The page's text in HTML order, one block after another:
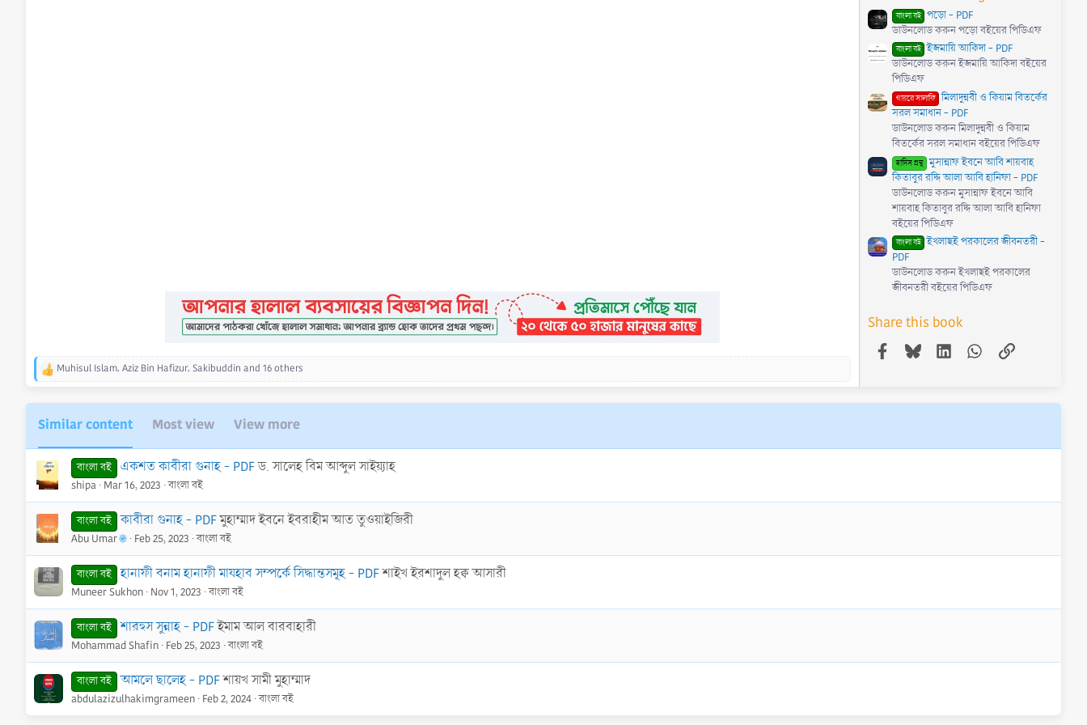
R
a
c
t
i
o
s
:
Muhisul Islam, Aziz Bin Hafizur, Sakibuddin and 16 others
বাংলা বই পড়ো - PDF
ডাউনলোড করুন পড়ো বইয়ের পিডিএফ
বাংলা বই ইজমায়ি আকিদা - PDF
ডাউনলোড করুন ইজমায়ি আকিদা বইয়ের
পিডিএফ
গায়রে সালাফি মিলাদুন্নবী ও কিয়াম বিতর্কের
সরল সমাধান - PDF
ডাউনলোড করুন মিলাদুন্নবী ও কিয়াম
বিতর্কের সরল সমাধান বইয়ের পিডিএফ
হাদিস গ্রন্থ মুসান্নাফ ইবনে আবি শায়বাহ
কিতাবুর রদ্দি আলা আবি হানিফা - PDF
ডাউনলোড করুন মুসান্নাফ ইবনে আবি
শায়বাহ কিতাবুর রদ্দি আলা আবি হানিফা
বইয়ের পিডিএফ
বাংলা বই ইখলাছই পরকালের জীবনতরী -
PDF
ডাউনলোড করুন ইখলাছই পরকালের
জীবনতরী বইয়ের পিডিএফ
Share this book
Facebook
BlueskyLinkedInWhatsApp
Link
Similar content Most view View more
বাংলা বই একশত কাবীরা গুনাহ - PDFড. সালেহ বিম আব্দুল সাইয়্যাহ
shipa Mar 16, 2023 বাংলা বই
বাংলা বই কাবীরা গুনাহ - PDFমুহাম্মাদ ইবনে ইবরাহীম আত তুওয়াইজিরী
Abu Umar Feb 25, 2023 বাংলা বই
বাংলা বই হানাফী বনাম হানাফী মাযহাব সম্পর্কে সিদ্ধান্তসমূহ - PDFশাইখ ইরশাদুল হক্ব আসারী
Muneer Sukhon Nov 1, 2023 বাংলা বই
বাংলা বই শারহুস সুন্নাহ - PDFইমাম আল বারবাহারী
Mohammad Shafin Feb 25, 2023 বাংলা বই
বাংলা বই আমলে ছালেহ - PDFশায়খ সামী মুহাম্মাদ
abdulazizulhakimgrameen Feb 2, 2024 বাংলা বই